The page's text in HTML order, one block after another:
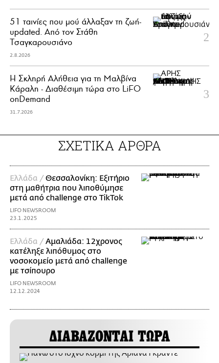
51 ταινίες που μού άλλαξαν τη ζωή-
updated. Aπό τον Στάθη
Τσαγκαρουσιάνο
2.8.2026
Η Σκληρή Αλήθεια για τη Μαλβίνα
Κάραλη - Διαθέσιμη τώρα στo LiFO
onDemand
31.7.2026
ΣΧΕΤΙΚΑ ΑΡΘΡΑ
Ελλάδα / Θεσσαλονίκη: Εξιτήριο
στη μαθήτρια που λιποθύμησε
μετά από challenge στο TikTok
LIFO NEWSROOM
23.1.2025
Ελλάδα / Αμαλιάδα: 12χρονος
κατέληξε λιπόθυμος στο
νοσοκομείο μετά από challenge
με τσίπουρο
LIFO NEWSROOM
12.12.2024
ΔΙΑΒΑΖΟΝΤΑΙ ΤΩΡΑ